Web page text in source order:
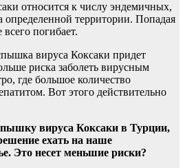
относится к числу эндемичных,
определенной территории. Попадая
погибает.
вируса Коксаки придет
риска заболеть вирусным
где большое количество
Вот этого действительно
вируса Коксаки в Турции,
ехать на наше
Это несет меньшие риски?